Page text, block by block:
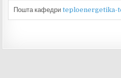
Пошта кафедриteploenergetika-